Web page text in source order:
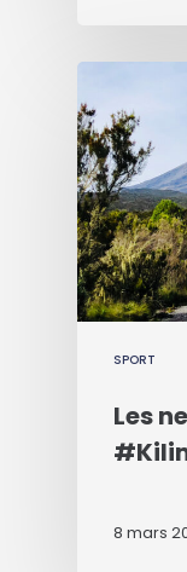
SPORT
Les
8 mars